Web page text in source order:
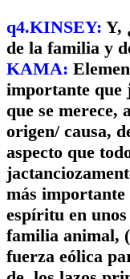
q4.KINSEY: Y,
de la familia y
KAMA:
importante que
que se merece,
origen/ causa,
aspecto que
más
espíritu en
familia animal,
fuerza eólica